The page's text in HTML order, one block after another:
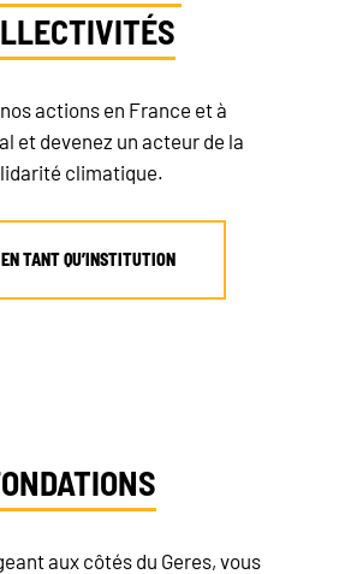
actions en France et à
et devenez un acteur de la
climatique.
TANT QU’INSTITUTION
aux côtés du Geres, vous